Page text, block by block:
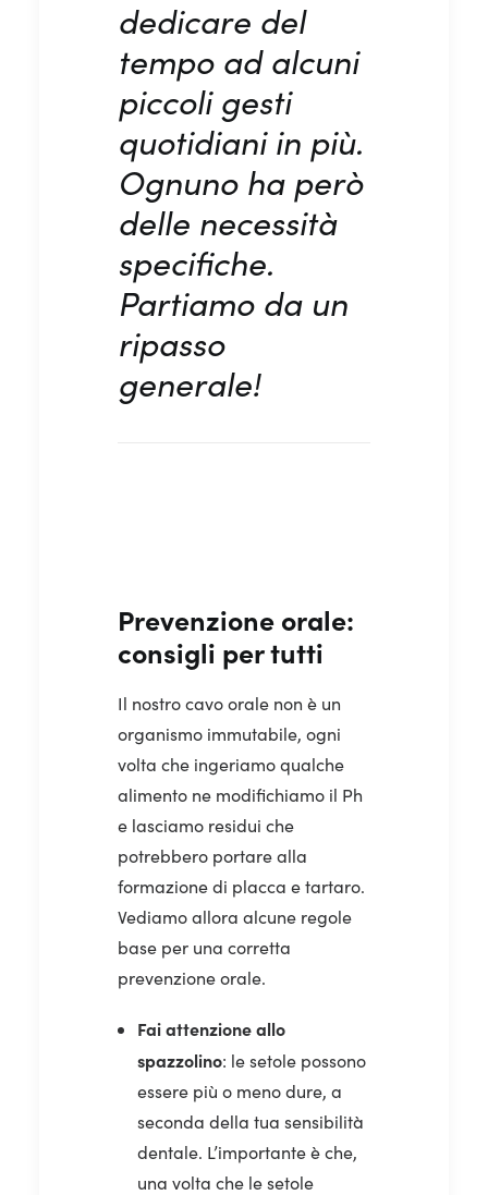
dedicare del
tempo ad alcuni
piccoli gesti
quotidiani in più.
Ognuno ha però
delle necessità
specifiche.
Partiamo da un
ripasso
generale!
Prevenzione orale:
consigli per tutti
Il nostro cavo orale non è un
organismo immutabile, ogni
volta che ingeriamo qualche
alimento ne modifichiamo il Ph
e lasciamo residui che
potrebbero portare alla
formazione di placca e tartaro.
Vediamo allora alcune regole
base per una corretta
prevenzione orale.
Fai attenzione allo
spazzolino: le setole possono
essere più o meno dure, a
seconda della tua sensibilità
dentale. L’importante è che,
una volta che le setole